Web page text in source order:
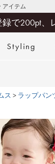
アイテム
で200pt、
Styling
ス ラップパン